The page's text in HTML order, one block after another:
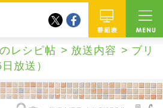
番組
twitterfacebook
レシピ帖 放送内容
ブリ
放送）